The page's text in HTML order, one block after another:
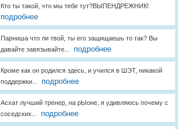
Кто ты такой, что мы тебе тут?ВЫПЕНДРЕЖНИК!
подробнее
Парниша что ли твой, ты его защищаешь то так? Вы
давайте завязывайте...
подробнее
Кроме как он родился здесь, и учился в ШЭТ, никакой
поддержки...
подробнее
Асхат лучший тренер, на рЫоне, я удивляюсь почему с
соседских...
подробнее